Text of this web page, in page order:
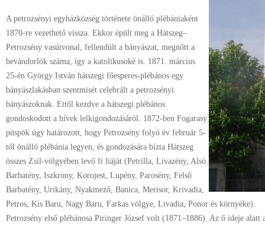
A petrozsényi egyházközség története önálló plébániaként
1870-re vezethető vissza. Ekkor épült meg a Hátszeg–
Petrozsény vasútvonal, fellendült a bányászat, megnőtt a
bevándorlók száma, így a katolikusoké is. 1871. március
25-én György István hátszegi főesperes-plébános egy
bányászlakásban szentmisét celebrált a petrozsényi
bányászoknak. Ettől kezdve a hátszegi plébános
gondoskodott a hívek lelkigondozásáról. 1872-ben Fogarasy
püspök úgy határozott, hogy Petrozsény folyó év február 5-
től önálló plébánia legyen, és gondozására bízta Hátszeg
összes Zsil-völgyében levő fi liáját (Petrilla, Livazény, Alsó
Barbatény, Iszkrony, Korojest, Lupény, Parosény, Felső
Barbatény, Urikány, Nyakmező, Banica, Merisor, Krivadia,
Petros, Kis Baru, Nagy Baru, Farkas völgye, Livadia, Ponor és környéke).
Petrozsény első plébánosa Piringer József volt (1871–1886). Az ő ideje alatt